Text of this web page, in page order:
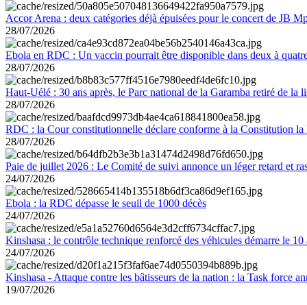
Accor Arena : deux catégories déjà épuisées pour le concert de JB
28/07/2026
Ebola en RDC : Un vaccin pourrait être disponible dans deux à
28/07/2026
Haut-Uélé : 30 ans après, le Parc national de la Garamba retiré de la
28/07/2026
RDC : la Cour constitutionnelle déclare conforme à la Constitution la
28/07/2026
Paie de juillet 2026 : Le Comité de suivi annonce un léger retard et
24/07/2026
Ebola : la RDC dépasse le seuil de 1000 décès
24/07/2026
Kinshasa : le contrôle technique renforcé des véhicules démarre le 10
24/07/2026
Kinshasa - Attaque contre les bâtisseurs de la nation : la Task force
19/07/2026